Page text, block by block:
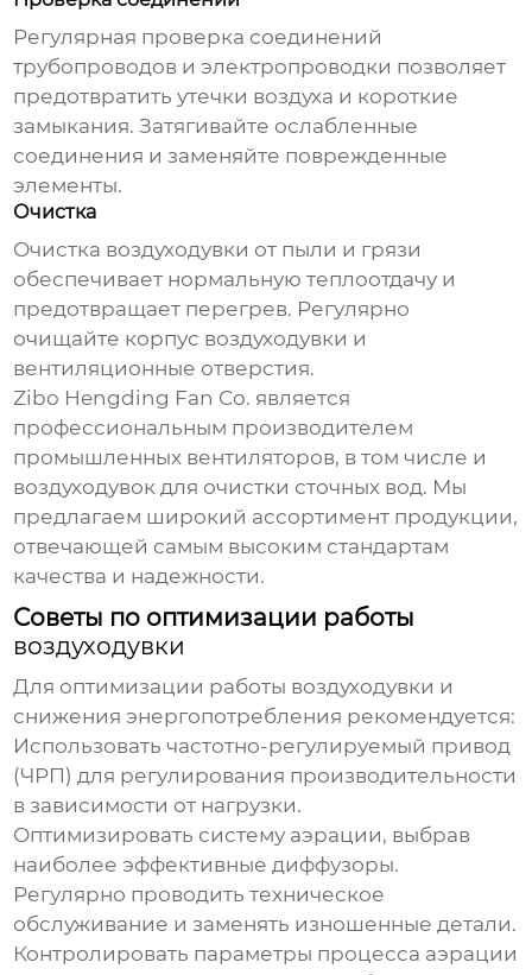
Регулярная проверка соединений
трубопроводов и электропроводки позволяет
предотвратить утечки воздуха и короткие
замыкания. Затягивайте ослабленные
соединения и заменяйте поврежденные
элементы.
Очистка
Очистка воздуходувки от пыли и грязи
обеспечивает нормальную теплоотдачу и
предотвращает перегрев. Регулярно
очищайте корпус воздуходувки и
вентиляционные отверстия.
Zibo Hengding Fan Co. является
профессиональным производителем
промышленных вентиляторов, в том числе и
воздуходувок для очистки сточных вод. Мы
предлагаем широкий ассортимент продукции,
отвечающей самым высоким стандартам
качества и надежности.
Советы по оптимизации работы
воздуходувки
Для оптимизации работы воздуходувки и
снижения энергопотребления рекомендуется:
Использовать частотно-регулируемый привод
(ЧРП) для регулирования производительности
в зависимости от нагрузки.
Оптимизировать систему аэрации, выбрав
наиболее эффективные диффузоры.
Регулярно проводить техническое
обслуживание и заменять изношенные детали.
Контролировать параметры процесса аэрации